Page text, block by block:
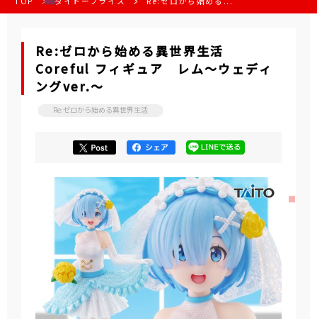
Re:ゼロから始める異世界生活
Coreful フィギュア レム～ウェディ
ングver.～
Re:ゼロから始める異世界生活